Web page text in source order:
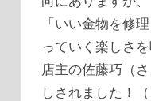
「いい金物を修
っていく楽しさ
店主の佐藤巧（
しされました！（